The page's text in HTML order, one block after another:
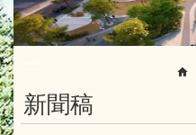
新聞稿